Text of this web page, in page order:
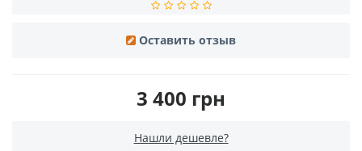
Оставить отзыв
3 400 грн
Нашли дешевле?